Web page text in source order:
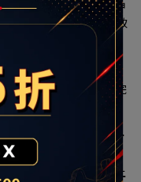
中，慢跑界當紅避震神
快的高機能運動鞋款，致
為讓樹林地區的消費者
出限量夢幻折扣，門市
BROOKS的強大矩陣,
與專屬高質感跑鞋牆，完
與全球健身器材領導品
慢跑專區獨家打
列美國第一大健身品牌
，
消費者可以現場換上